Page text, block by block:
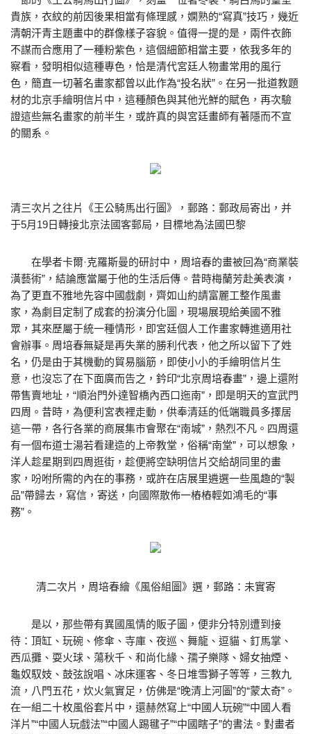
貴族，衣紋的前因後果相當有條理感，嫻熟的“寫真”技巧，幾近
清朝汗青主題畫中的群像樣子容貌。值得一提的是，兩件衣飾
不謀而合應用了一種粉紫色，這個細節相當主要，依我多年的
察看，發明相似這種專色，恰是清代宮廷人物畫常用的風行
色，簡直一切著名畫家都曾以此作為“投名狀”。在另一批道教題
材的北京手繪明信片中，這種顏色與其他光鮮的賦色，再次驗
證這些無名畫家的前半生，或許真的與宮廷畫師有著隱而不宣
的關系。
清三次片之往片《王公騎馬出行圖》，郵路：郵政局寄出，并
于5月19日轉接北京法國客郵局，目標地為法國巴黎
在學者卡爾·克羅斯曼的研討中，周培春的畫被回為“商業裝
潢藝術”，結論應當屬于他的生活后傳。昔時梅蘭芳赴美表演，
為了更直不雅地先容中國戲劇，齊如山約請富麗工整作風畫
家，為劇目定制了成套的扮演分化圖，現場展現給美國不雅
眾，其來歷屬于統一種情形，即宮廷個人工作畫家轉進適用社
會辦事。周培春無疑是再失業的勝利代表，他之所以留下了姓
名，仍是由于其機動的貿易腦筋，即使小小的手繪明信片生
意，也沒忘了在下面廣而告之，鈐印“北京周培春畫”，邊上還附
帶售賣地址，“順治門外達智橋內西口迤南”，即是明天的宣武門
四周。昔時，為便利宮表裡走動，供奉清廷的低端職員多擇居
這一帶，各行各業的商展集市會聚在“南城”，熱烈不凡。四周還
有一個布道士湯若看建造的上帝教堂，俗稱“南堂”，可以想象，
洋人趁星期到四周逛街，趁便將空缺明信片交給胡同里的畫
家，吩咐所需的內在的事務，或許在店展里遴選一些風趣的“製
品”帶歸去，寫信，寄送，向國際散佈一樁樁輕如鴻毛的“事
務”。
清二次片，周培春繪《風俗組圖》選，郵路：未實寄
是以，那些帶有異國風情的販子圖，便非分特別遭到接
待：頂缸、玩碗、修傘、寺庫、夜巡、舞龍、逗貓、釘馬掌、
西瓜攤、耍火球、蕩秋千、和尚化緣、孺子樂隊、婦女抽煙、
龜奴馭妓、鼓弦說唱、冰床運客、冬日堆雪獅子等等，三教九
流，八門五花，炊火氣實足，仿佛是“晚清上河圖”的“蒙太奇”。
在一組二十枚風俗套片中，還赫然寫上“中國人玩碗”“中國人看
洋片”“中國人玩戲法”“中國人踢毽子”“中國瞎子”的書法。對畫者